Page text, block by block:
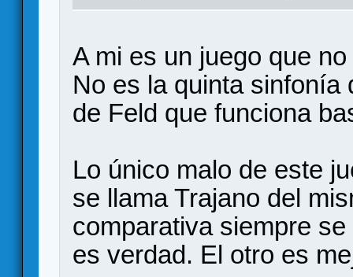
A mi es un juego que
No es la quinta sinfonía
de Feld que funciona
Lo único malo de este
se llama Trajano del
comparativa siempre
es verdad. El otro es